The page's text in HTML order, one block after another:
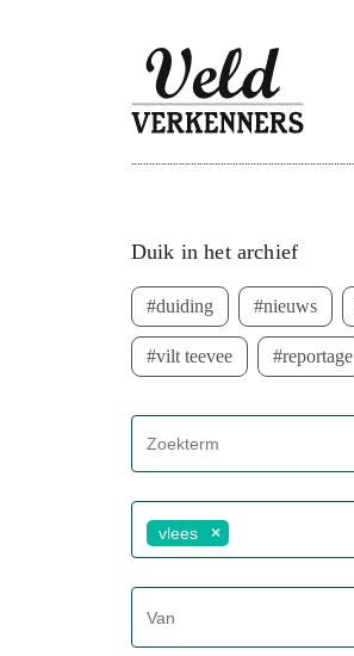
Meest
Duik in het archief
duiding nieuws
vilt teevee reportage
screenreader.filter
vlees
screenreader.filter from